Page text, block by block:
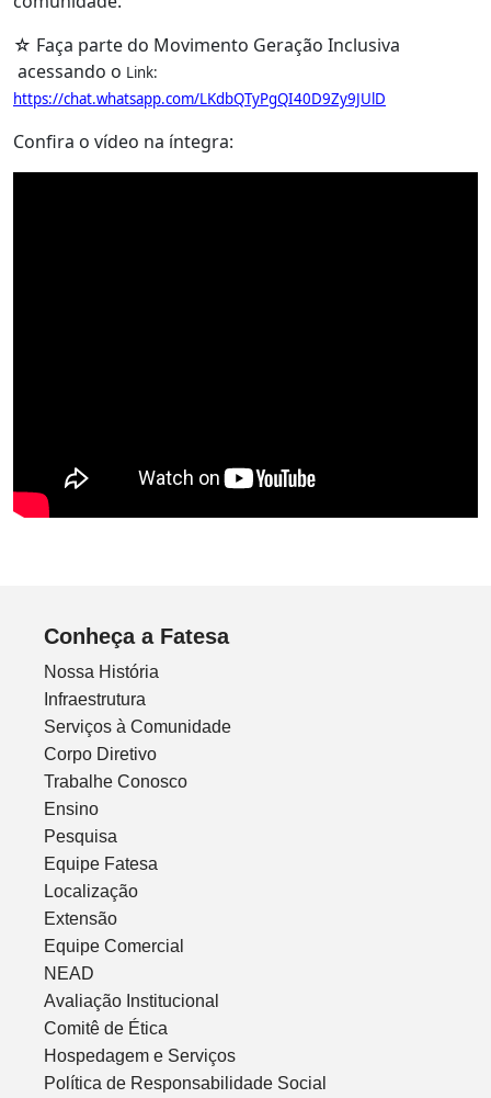
☆ Faça parte do Movimento Geração Inclusiva
acessando o Link:
https://chat.whatsapp.com/LKdbQTyPgQI40D9Zy9JUlD
Confira o vídeo na íntegra:
Conheça a Fatesa
Nossa História
Infraestrutura
Serviços à Comunidade
Corpo Diretivo
Trabalhe Conosco
Ensino
Pesquisa
Equipe Fatesa
Localização
Extensão
Equipe Comercial
NEAD
Avaliação Institucional
Comitê de Ética
Hospedagem e Serviços
Política de Responsabilidade Social